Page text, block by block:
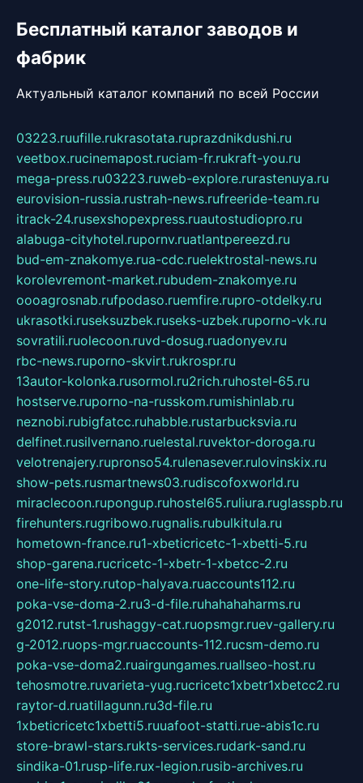
Бесплатный каталог заводов и
фабрик
Актуальный каталог компаний по всей России
03223.ruufille.rukrasotata.ruprazdnikdushi.ru
veetbox.rucinemapost.ruciam-fr.rukraft-you.ru
mega-press.ru03223.ruweb-explore.rurastenuya.ru
eurovision-russia.rustrah-news.rufreeride-team.ru
itrack-24.rusexshopexpress.ruautostudiopro.ru
alabuga-cityhotel.rupornv.ruatlantpereezd.ru
bud-em-znakomye.rua-cdc.ruelektrostal-news.ru
korolevremont-market.rubudem-znakomye.ru
oooagrosnab.rufpodaso.ruemfire.rupro-otdelky.ru
ukrasotki.ruseksuzbek.ruseks-uzbek.ruporno-vk.ru
sovratili.ruolecoon.ruvd-dosug.ruadonyev.ru
rbc-news.ruporno-skvirt.rukrospr.ru
13autor-kolonka.rusormol.ru2rich.ruhostel-65.ru
hostserve.ruporno-na-russkom.rumishinlab.ru
neznobi.rubigfatcc.ruhabble.rustarbucksvia.ru
delfinet.rusilvernano.ruelestal.ruvektor-doroga.ru
velotrenajery.rupronso54.rulenasever.rulovinskix.ru
show-pets.rusmartnews03.rudiscofoxworld.ru
miraclecoon.rupongup.ruhostel65.ruliura.ruglasspb.ru
firehunters.rugribowo.rugnalis.rubulkitula.ru
hometown-france.ru1-xbeticricetc-1-xbetti-5.ru
shop-garena.rucricetc-1-xbetr-1-xbetcc-2.ru
one-life-story.rutop-halyava.ruaccounts112.ru
poka-vse-doma-2.ru3-d-file.ruhahahaharms.ru
g2012.rutst-1.rushaggy-cat.ruopsmgr.ruev-gallery.ru
g-2012.ruops-mgr.ruaccounts-112.rucsm-demo.ru
poka-vse-doma2.ruairgungames.ruallseo-host.ru
tehosmotre.ruvarieta-yug.rucricetc1xbetr1xbetcc2.ru
raytor-d.ruatillagunn.ru3d-file.ru
1xbeticricetc1xbetti5.ruuafoot-statti.rue-abis1c.ru
store-brawl-stars.rukts-services.rudark-sand.ru
sindika-01.rusp-life.rux-legion.rusib-archives.ru